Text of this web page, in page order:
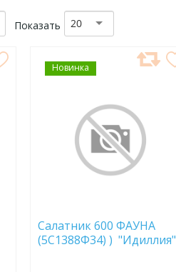
Показать 20
Новинка
ДОБАВИТЬ
В
Салатник 600 ФАУНА
(5С1388Ф34) ) "Идиллия"